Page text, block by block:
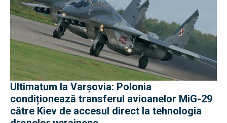
Ultimatum la Varșovia: Polonia
condiționează transferul avioanelor MiG-29
către Kiev de accesul direct la tehnologia